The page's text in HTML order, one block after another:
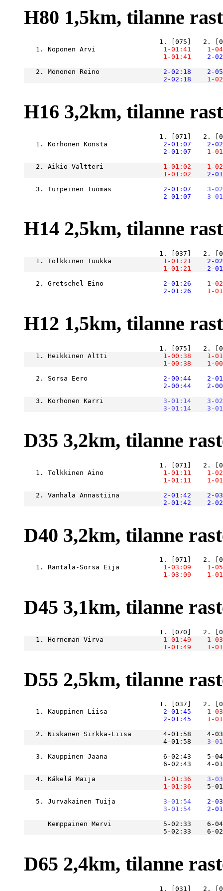
H80 1,5km, tilanne
   1. Noponen Arvi
    1-01:41
1-
    1-01:41
2-
   2. Mononen Reino
    2-02:18
2-
    2-02:18
1-
H16 3,2km, tilanne
   1. Korhonen Konsta
    2-01:07
2-
    2-01:07
1-
   2. Aikio Valtteri
    1-01:02
1-
    1-01:02
2-
   3. Turpeinen Tuomas
    2-01:07
3-
    2-01:07
3-
H14 2,5km, tilanne
   1. Tolkkinen Tuukka
    1-01:21
2-
    1-01:21
2-
   2. Gretschel Eino
    2-01:26
1-
    2-01:26
1-
H12 1,5km, tilanne
   1. Heikkinen Altti
    1-00:38
1-
    1-00:38
1-
   2. Sorsa Eero
    2-00:44
2-
    2-00:44
2-
   3. Korhonen Karri
    3-01:14
3-
    3-01:14
3-
D35 3,2km, tilanne
   1. Tolkkinen Aino
    1-01:11
1-
    1-01:11
1-
   2. Vanhala Annastiina
    2-01:42
2-
    2-01:42
2-
D40 3,2km, tilanne
   1. Rantala-Sorsa Eija
    1-03:09
1-
    1-03:09
1-
D45 3,1km, tilanne
   1. Horneman Virva
    1-01:49
1-
    1-01:49
1-
D55 2,5km, tilanne
   1. Kauppinen Liisa
    2-01:45
1-
    2-01:45
1-
2. Niskanen Sirkka-Liisa        4-01:58    4-
                                   4-01:58
3-
3. Kauppinen Jaana              6-02:43    5-
6-02:43    4-
   4. Käkelä Maija
    1-01:36
3-
    1-01:36
5-
   5. Jurvakainen Tuija
    3-01:54
2-
    3-01:54
2-
Kemppainen Mervi             5-02:33    6-
D65 2,4km, tilanne